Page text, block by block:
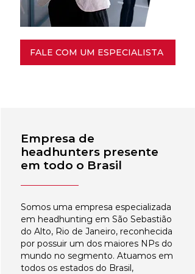
FALE COM UM ESPECIALISTA
Empresa de
headhunters presente
em todo o Brasil
Somos uma empresa especializada
em headhunting em São Sebastião
do Alto, Rio de Janeiro, reconhecida
por possuir um dos maiores NPs do
mundo no segmento. Atuamos em
todos os estados do Brasil,